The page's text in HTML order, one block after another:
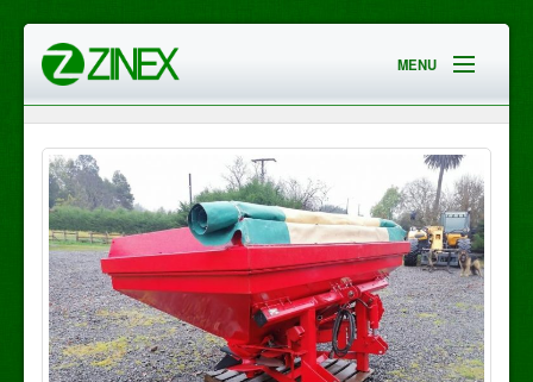
MENU
HOME
EMPRESA
SERVICIOS
CONTACTO